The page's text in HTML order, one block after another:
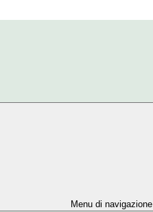
Menu di navigazione